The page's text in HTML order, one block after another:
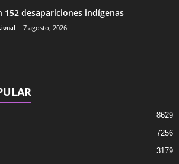
152 desapariciones indígenas
7 agosto, 2026
8629
7256
3179